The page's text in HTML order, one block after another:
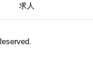
求人